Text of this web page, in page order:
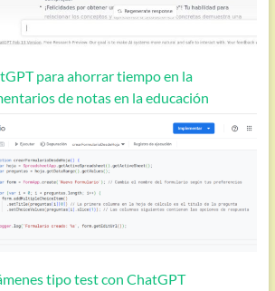
para ahorrar tiempo en la
de notas en la educación
tipo test con ChatGPT